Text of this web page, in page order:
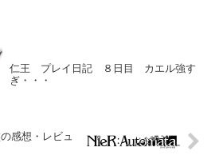
仁王 プレイ日記 ８日目 カエル強す
ぎ・・・
感想・レビュ